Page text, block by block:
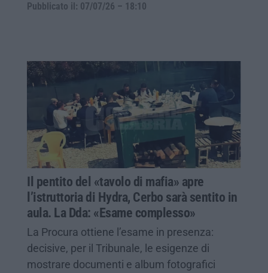
Pubblicato il: 07/07/26 – 18:10
Il pentito del «tavolo di mafia» apre
l’istruttoria di Hydra, Cerbo sarà sentito in
aula. La Dda: «Esame complesso»
La Procura ottiene l’esame in presenza:
decisive, per il Tribunale, le esigenze di
mostrare documenti e album fotografici